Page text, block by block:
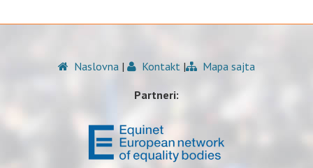
Naslovna | Kontakt | Mapa sajta
Partneri: